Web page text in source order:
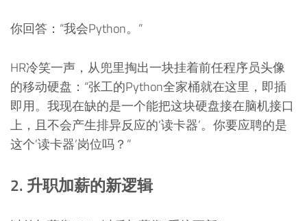
你回答：“我会Python。”
HR冷笑一声，从兜里掏出一块挂着前任程序员头像
的移动硬盘：“张工的Python全家桶就在这里，即插
即用。我现在缺的是一个能把这块硬盘接在脑机接口
上，且不会产生排异反应的’读卡器’。你要应聘的是
这个’读卡器’岗位吗？”
2. 升职加薪的新逻辑